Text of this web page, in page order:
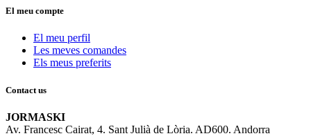
El meu compte
El meu perfil
Les meves comandes
Els meus preferits
Contact us
JORMASKI
Av. Francesc Cairat, 4. Sant Julià de Lòria. AD600. Andorra